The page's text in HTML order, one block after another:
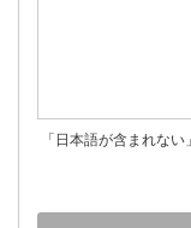
「日本語が含まれな